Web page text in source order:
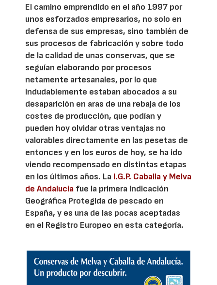
El camino emprendido en el año 1997 por
unos esforzados empresarios, no solo en
defensa de sus empresas, sino también de
sus procesos de fabricación y sobre todo
de la calidad de unas conservas, que se
seguían elaborando por procesos
netamente artesanales, por lo que
indudablemente estaban abocados a su
desaparición en aras de una rebaja de los
costes de producción, que podían y
pueden hoy olvidar otras ventajas no
valorables directamente en las pesetas de
entonces y en los euros de hoy, se ha ido
viendo recompensado en distintas etapas
en los últimos años. La I.G.P. Caballa y Melva
de Andalucía fue la primera Indicación
Geográfica Protegida de pescado en
España, y es una de las pocas aceptadas
en el Registro Europeo en esta categoría.